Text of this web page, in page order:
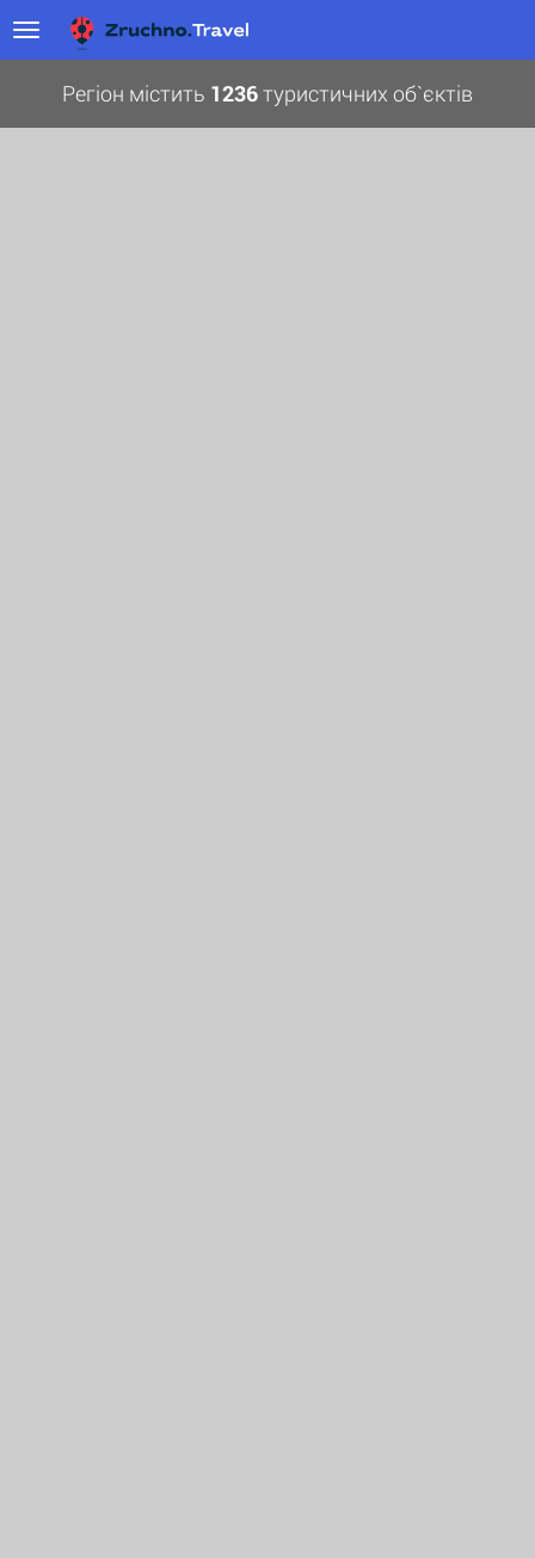
Регіон містить 1236туристичних об`єктів